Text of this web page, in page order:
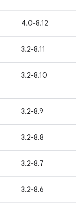
4.0-8.12
3.2-8.11
3.2-8.10
3.2-8.9
3.2-8.8
3.2-8.7
3.2-8.6